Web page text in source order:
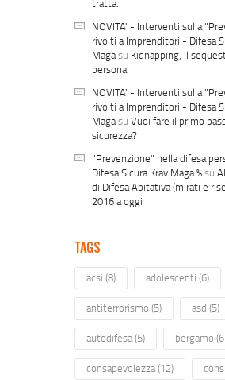
tratta.
NOVITA' - Interventi sulla
rivolti a Imprenditori - Difesa
Magasu Kidnapping, il
persona.
NOVITA' - Interventi sulla
rivolti a Imprenditori - Difesa
MagasuVuoi fare il primo
sicurezza?
"Prevenzione" nella difesa
Difesa Sicura Krav Maga %su
di Difesa Abitativa (mirati e
2016 a oggi
TAGS
acsi (8) adolescenti (6)
antiterrorismo (5) asd (5)
autodifesa(5) bergamo
consapevolezza(12)